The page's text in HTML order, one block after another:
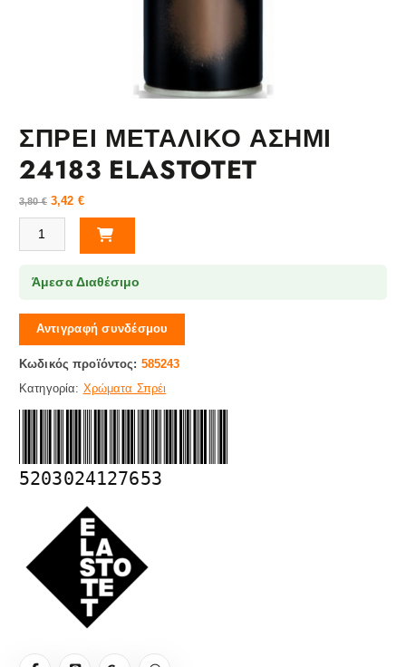
ΣΠΡΕΙ ΜΕΤΑΛΙΚΟ ΑΣΗΜΙ
24183 ELASTOTET
3,80€ 3,42 €
ΣΠΡΕΙ ΜΕΤΑΛΙΚΟ ΑΣΗΜΙ 24183 ELASTOTET ποσότητα
Άμεσα Διαθέσιμο
Αντιγραφή συνδέσμου
Κωδικός προϊόντος: 585243
Κατηγορία: Χρώματα Σπρέι
5203024127653